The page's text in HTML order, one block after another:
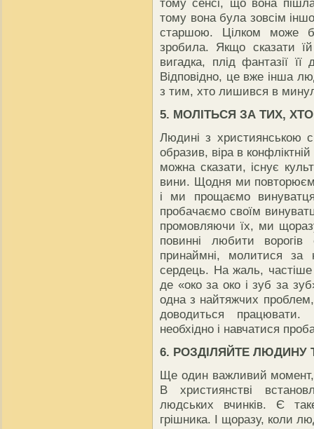
тому сенсі, що вона
тому вона була зовсім
старшою. Цілком може
зробила. Якщо сказати
вигадка, плід фантазії
Відповідно, це вже інша
з тим, хто лишився в
5. МОЛІТЬСЯ ЗА ТИХ,
Людині з християнською
образив, віра в
можна сказати, існує
вини. Щодня ми
і ми прощаємо
пробачаємо своїм
промовляючи їх, ми
повинні любити
принаймні, молитися за
сердець. На жаль,
де «око за око і зуб за
одна з найтяжчих
доводиться
необхідно і навчатися
6. РОЗДІЛЯЙТЕ ЛЮДИНУ
Ще один важливий
В християнстві
людських вчинків. Є
грішника. І щоразу, коли